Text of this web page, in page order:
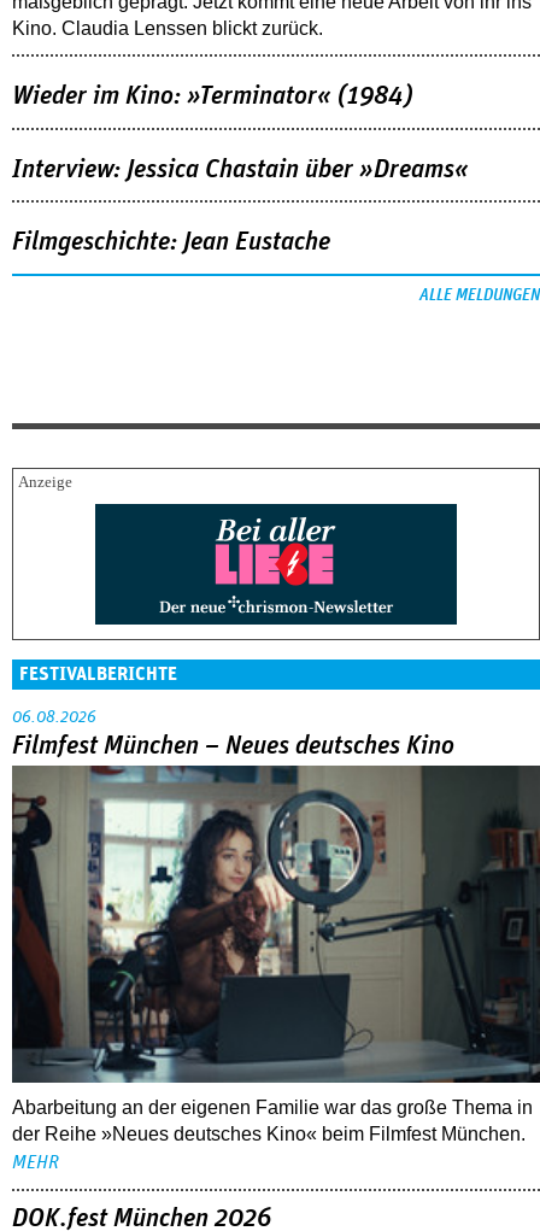
Kino. Claudia Lenssen blickt zurück.
Wieder im Kino: »Terminator« (1984)
Interview: Jessica Chastain über »Dreams«
Filmgeschichte: Jean Eustache
ALLE MELDUNGEN
FESTIVALBERICHTE
06.08.2026
Filmfest München – Neues deutsches Kino
Abarbeitung an der eigenen Familie war das große Thema in
der Reihe »Neues deutsches Kino« beim Filmfest München.
MEHR
DOK.fest München 2026